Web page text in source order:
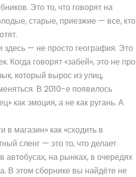
Это то, что говорят на
старые, приезжие — все, кто
здесь — не просто география. Это
Когда говорят «забей», это не про
который вырос из улиц,
В 2010-е появилось
как эмоция, а не как ругань. А
магазин» как «сходить в
сленг — это то, что делает
на рынках, в очередях
В этом сборнике вы найдёте не